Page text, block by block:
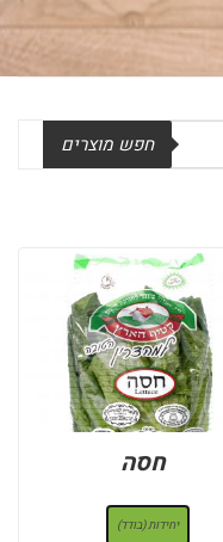
חפש מוצרים
חסה
יחידות (בודד)